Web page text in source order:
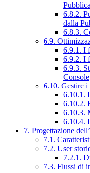
6.8.2.
dalla
6.8.3.
6.9.
6.9.1. I
6.9.2. I
6.9.3.
Console
6.10. Gestire i
6.10.1.
6.10.2.
6.10.3.
6.10.4.
7. Progettazione
7.1.
7.2. User
7.2.1.
7.3. Flussi di